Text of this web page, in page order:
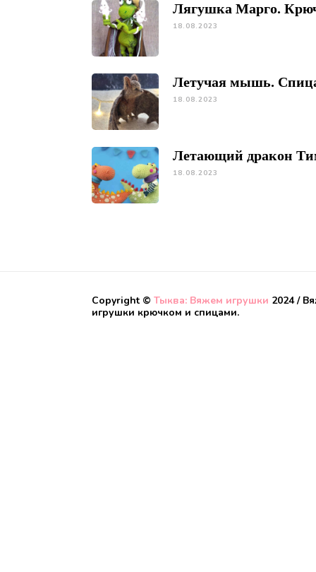
Лягушка Марго.
18.08.2023
Летучая мышь.
18.08.2023
Летающий дракон
18.08.2023
Copyright © Тыква: Вяжем игрушки 2024 /
игрушки крючком и спицами.